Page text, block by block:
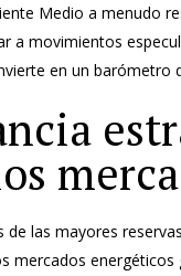
Medio a menudo
a movimientos
en un barómetro
de las mayores
mercados